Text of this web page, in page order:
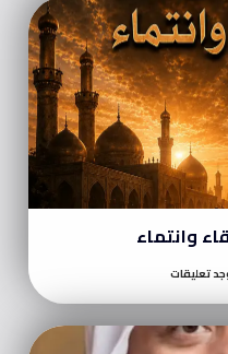
وانتماء